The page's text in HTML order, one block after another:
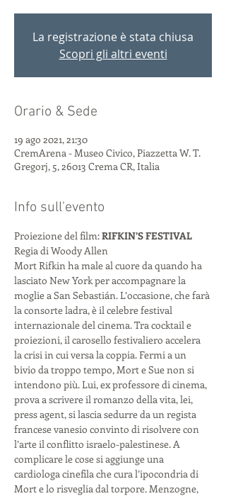
La registrazione è stata chiusa
Scopri gli altri eventi
Orario & Sede
19 ago 2021, 21:30
CremArena - Museo Civico, Piazzetta W. T.
Gregorj, 5, 26013 Crema CR, Italia
Info sull'evento
Proiezione del film: RIFKIN’S FESTIVAL
Regia di Woody Allen
Mort Rifkin ha male al cuore da quando ha
lasciato New York per accompagnare la
moglie a San Sebastián. L’occasione, che farà
la consorte ladra, è il celebre festival
internazionale del cinema. Tra cocktail e
proiezioni, il carosello festivaliero accelera
la crisi in cui versa la coppia. Fermi a un
bivio da troppo tempo, Mort e Sue non si
intendono più. Lui, ex professore di cinema,
prova a scrivere il romanzo della vita, lei,
press agent, si lascia sedurre da un regista
francese vanesio convinto di risolvere con
l’arte il conflitto israelo-palestinese. A
complicare le cose si aggiunge una
cardiologa cinefila che cura l’ipocondria di
Mort e lo risveglia dal torpore. Menzogne,